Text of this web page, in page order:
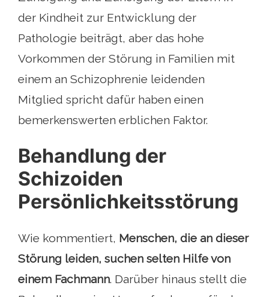
der Kindheit zur Entwicklung der
Pathologie beiträgt, aber das hohe
Vorkommen der Störung in Familien mit
einem an Schizophrenie leidenden
Mitglied spricht dafür haben einen
bemerkenswerten erblichen Faktor.
Behandlung der
Schizoiden
Persönlichkeitsstörung
Wie kommentiert, Menschen, die an dieser
Störung leiden, suchen selten Hilfe von
einem Fachmann. Darüber hinaus stellt die